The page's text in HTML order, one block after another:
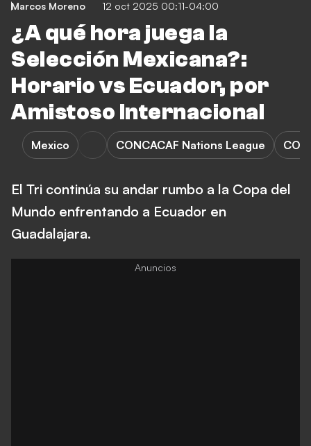
Marcos Moreno 12 oct 2025 00:11-04:00
¿A qué hora juega la
Selección Mexicana?:
Horario vs Ecuador, por
Amistoso Internacional
Mexico CONCACAF Nations League
El Tri continúa su andar rumbo a la Copa del
Mundo enfrentando a Ecuador en
Guadalajara.